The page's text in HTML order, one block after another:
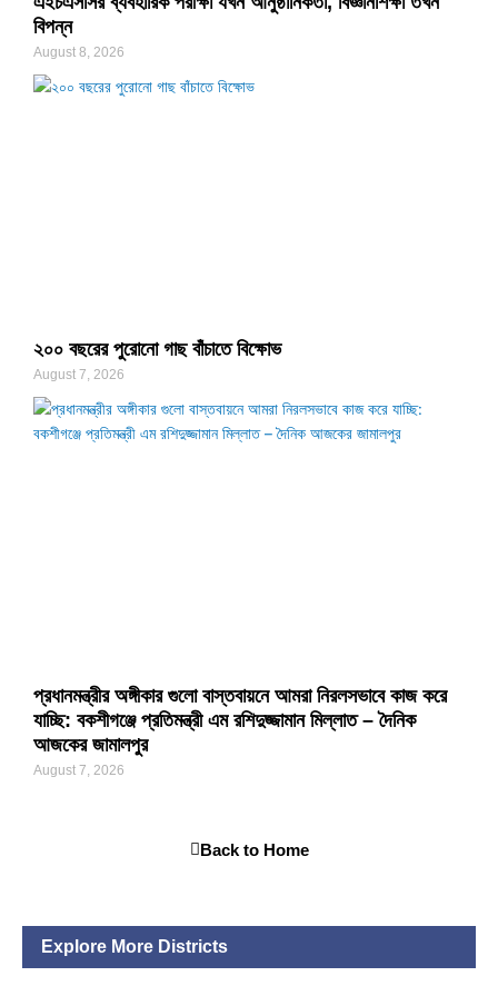
বিপন্ন
August 8, 2026
২০০ বছরের পুরোনো গাছ বাঁচাতে বিক্ষোভ
August 7, 2026
প্রধানমন্ত্রীর অঙ্গীকার গুলো বাস্তবায়নে আমরা নিরলসভাবে কাজ করে
যাচ্ছি: বকশীগঞ্জে প্রতিমন্ত্রী এম রশিদুজ্জামান মিল্লাত – দৈনিক
আজকের জামালপুর
August 7, 2026
Back to Home
Explore More Districts